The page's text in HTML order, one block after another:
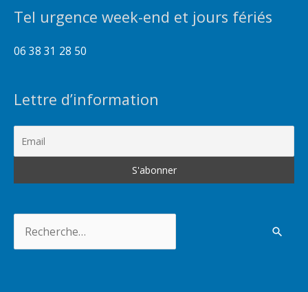
Tel urgence week-end et jours fériés
06 38 31 28 50
Lettre d’information